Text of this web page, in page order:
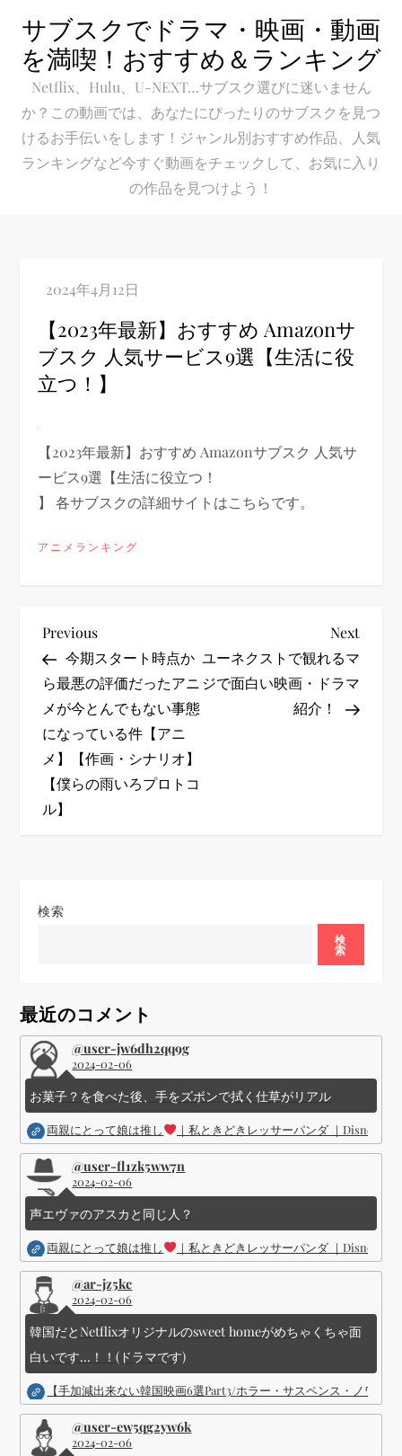
content
サブスクでドラマ・映画・動画
を満喫！おすすめ＆ランキング
Netflix、Hulu、U-NEXT…サブスク選びに迷いません
か？この動画では、あなたにぴったりのサブスクを見つ
けるお手伝いをします！ジャンル別おすすめ作品、人気
ランキングなど今すぐ動画をチェックして、お気に入り
の作品を見つけよう！
【2023年最新】おすすめ Amazonサ
ブスク 人気サービス9選【生活に役
立つ！】
【2023年最新】おすすめ Amazonサブスク 人気サ
ービス9選【生活に役立つ！
】 各サブスクの詳細サイトはこちらです。
アニメランキング
投
稿
ナ
ビ
ゲ
Previous
Post
Previous
今期スタート時点か
ら最悪の評価だったアニ
メが今とんでもない事態
になっている件【アニ
メ】【作画・シナリオ】
【僕らの雨いろプロトコ
ル】
Next
Post
Next
ユーネクストで観れるマ
ジで面白い映画・ドラマ
紹介！
検索
検
索
最近のコメント
@user-jw6dh2qq9g
2024-02-06
お菓子？を食べた後、手をズボンで拭く仕草がリアル
両親にとって娘は推し ｜私ときどきレッサーパンダ ｜Disney (
@user-fl1zk5ww7n
2024-02-06
声エヴァのアスカと同じ人？
両親にとって娘は推し ｜私ときどきレッサーパンダ ｜Disney (
@ar-jz5kc
2024-02-06
韓国だとNetflixオリジナルのsweet homeがめちゃくちゃ面
白いです...！！(ドラマです)
【手加減出来ない韓国映画6選Part3/ホラー・サスペンス・ノワー
@user-ew5qg2yw6k
2024-02-06